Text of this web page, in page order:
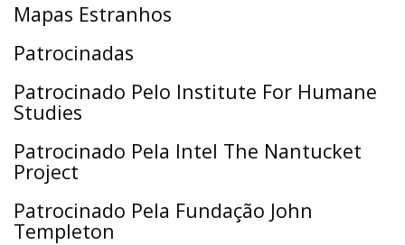
Mapas Estranhos
Patrocinadas
Patrocinado Pelo Institute For Humane
Studies
Patrocinado Pela Intel The Nantucket
Project
Patrocinado Pela Fundação John
Templeton